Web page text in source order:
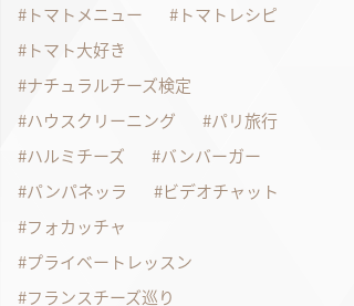
トマトメニュー
トマトレシピ
トマト大好き
ナチュラルチーズ検定
ハウスクリーニング
パリ旅行
ハルミチーズ
バンバーガー
パンパネッラ
ビデオチャット
フォカッチャ
プライベートレッスン
フランスチーズ巡り